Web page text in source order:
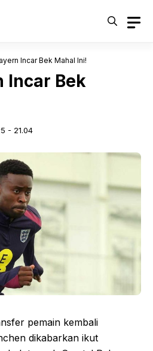
Incar Bek Mahal Ini!
Incar Bek
- 21.04
pemain kembali
dikabarkan ikut